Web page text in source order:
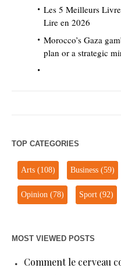
Les 5 Meilleurs
Lire en 2026
Morocco’s Gaza
plan or a strategic
TOP CATEGORIES
Arts (108) Business (59)
Opinion (78) Sport (92)
MOST VIEWED POSTS
Comment le cerveau